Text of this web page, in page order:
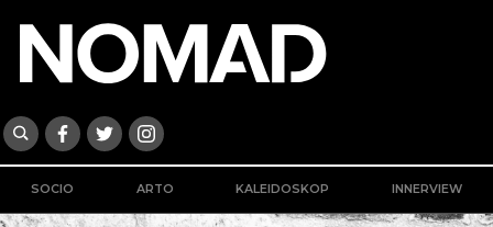
SOCIO ARTO KALEIDOSKOP INNERVIEW